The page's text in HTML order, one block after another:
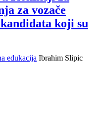
za vozače
koji su
edukacija Ibrahim Slipic